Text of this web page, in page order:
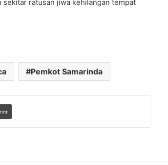
sekitar ratusan jiwa kehilangan tempat
Pemkot Samarinda